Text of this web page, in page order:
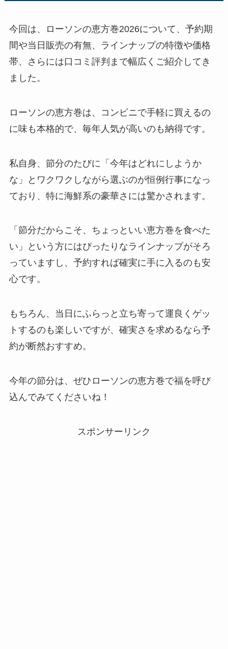
今回は、ローソンの恵方巻2026について、予約期
間や当日販売の有無、ラインナップの特徴や価格
帯、さらには口コミ評判まで幅広くご紹介してき
ました。
ローソンの恵方巻は、コンビニで手軽に買えるの
に味も本格的で、毎年人気が高いのも納得です。
私自身、節分のたびに「今年はどれにしようか
な」とワクワクしながら選ぶのが恒例行事になっ
ており、特に海鮮系の豪華さには驚かされます。
「節分だからこそ、ちょっといい恵方巻を食べた
い」という方にはぴったりなラインナップがそろ
っていますし、予約すれば確実に手に入るのも安
心です。
もちろん、当日にふらっと立ち寄って運良くゲッ
トするのも楽しいですが、確実さを求めるなら予
約が断然おすすめ。
今年の節分は、ぜひローソンの恵方巻で福を呼び
込んでみてくださいね！
スポンサーリンク